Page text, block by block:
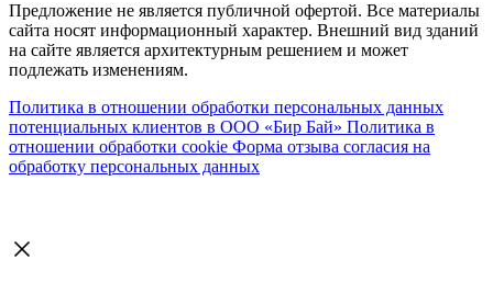
Предложение не является публичной офертой. Все материалы
сайта носят информационный характер. Внешний вид зданий
на сайте является архитектурным решением и может
подлежать изменениям.
Политика в отношении обработки персональных данных
потенциальных клиентов в ООО «Бир Бай» Политика в
отношении обработки cookie Форма отзыва согласия на
обработку персональных данных